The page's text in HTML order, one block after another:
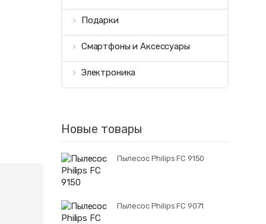
Подарки
Смартфоны и Аксессуары
Электроника
Новые товары
Пылесос Philips FC 9150
Пылесос Philips FC 9071